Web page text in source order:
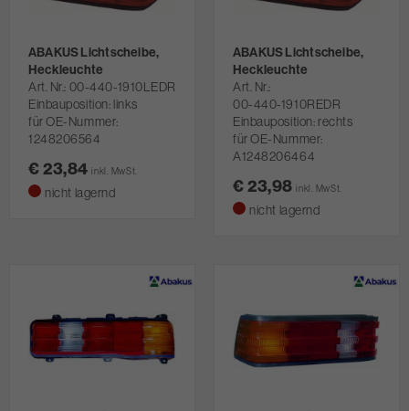
ABAKUS Lichtscheibe,
Heckleuchte
Art. Nr. 00-440-1910LEDR
Einbauposition: links
für OE-Nummer:
1248206564
€ 23,84inkl. MwSt.
nicht lagernd
ABAKUS Lichtscheibe,
Heckleuchte
Art. Nr.
00-440-1910REDR
Einbauposition: rechts
für OE-Nummer:
A1248206464
€ 23,98inkl. MwSt.
nicht lagernd